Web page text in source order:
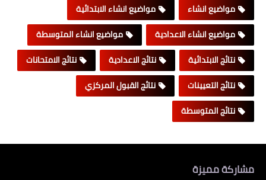
مواضيع انشاء
مواضيع انشاء الابتدائية
مواضيع انشاء الاعدادية
مواضيع انشاء المتوسطة
نتائج الابتدائية
نتائج الاعدادية
نتائج الامتحانات
نتائج التعيينات
نتائج القبول المركزي
نتائج المتوسطة
مشاركة مميزة